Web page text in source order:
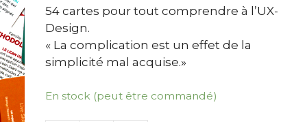
54 cartes pour tout comprendre à l’UX-
Design.
« La complication est un effet de la
simplicité mal acquise.»
En stock (peut être commandé)